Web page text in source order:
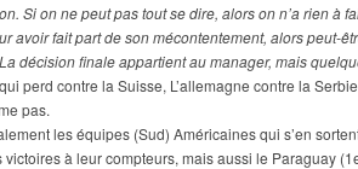
Si on ne peut pas tout se dire, alors on n’a rien à
avoir fait part de son mécontentement, alors peut-
décision finale appartient au manager, mais
perd contre la Suisse, L’allemagne contre la
pas.
les équipes (Sud) Américaines qui s’en
victoires à leur compteurs, mais aussi le Paraguay